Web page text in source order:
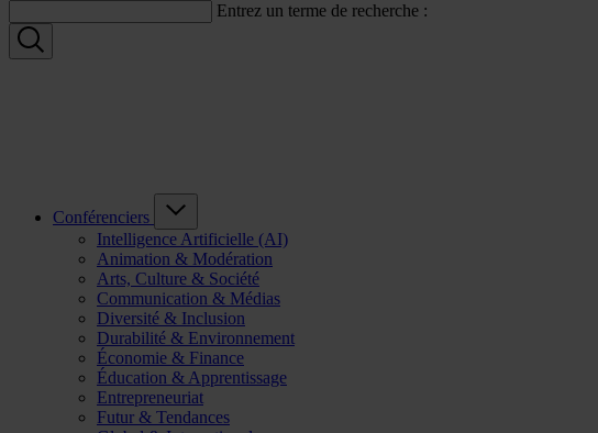
Entrez un terme de recherche :
Conférenciers
Intelligence Artificielle (AI)
Animation & Modération
Arts, Culture & Société
Communication & Médias
Diversité & Inclusion
Durabilité & Environnement
Économie & Finance
Éducation & Apprentissage
Entrepreneuriat
Futur & Tendances